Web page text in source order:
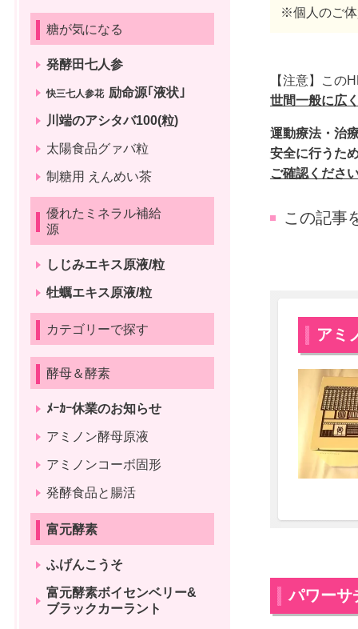
※個人のご体
【注意】この
世間一般に広
運動療法・治
安全に行うた
ご確認くださ
この記事
アミ
パワーサ
糖が気になる
発酵田七人参
快三七人参花 励命源｢液状｣
川端のアシタバ100(粒)
太陽食品グァバ粒
制糖用 えんめい茶
優れたミネラル補給
源
しじみエキス原液/粒
牡蠣エキス原液/粒
カテゴリーで探す
酵母＆酵素
ﾒｰｶｰ休業のお知らせ
アミノン酵母原液
アミノンコーボ固形
発酵食品と腸活
富元酵素
ふげんこうそ
富元酵素ボイセンベリー&
ブラックカーラント